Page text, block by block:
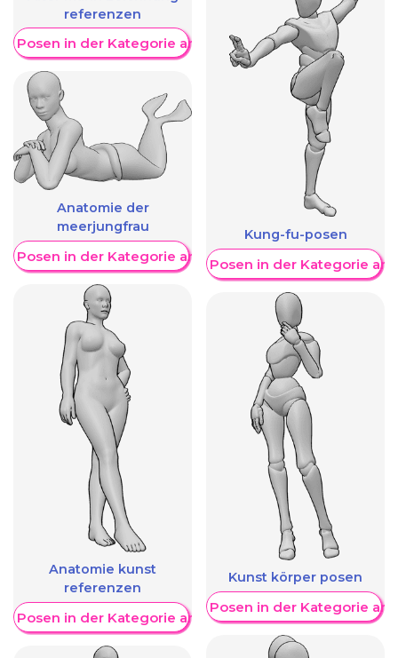
referenzen
Posen in der Kategorie anzeigen
Anatomie der
meerjungfrau
Posen in der Kategorie anzeigen
Anatomie kunst
referenzen
Posen in der Kategorie anzeigen
Kung-fu-posen
Weitere Posen in der Kategorie
Kunst körper posen
Weitere Posen in der Kategorie